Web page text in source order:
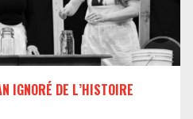
IGNORÉ DE L’HISTOIRE